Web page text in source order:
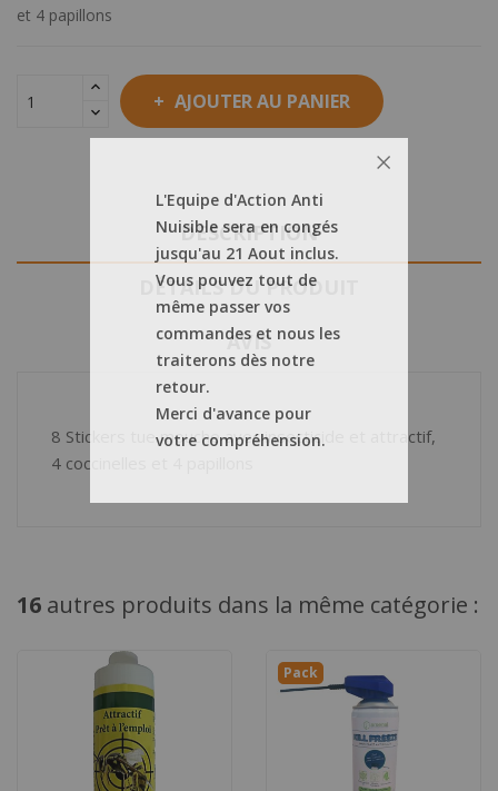
et 4 papillons
AJOUTER AU PANIER
DESCRIPTION
DÉTAILS DU PRODUIT
AVIS
8 Stickers tue mouche avec insecticide et attractif,
4 coccinelles et 4 papillons
16 autres produits dans la même catégorie :
Pack
L'Equipe d'Action Anti
Nuisible sera en congés
jusqu'au 21 Aout inclus.
Vous pouvez tout de
même passer vos
commandes et nous les
traiterons dès notre
retour.
Merci d'avance pour
votre compréhension.